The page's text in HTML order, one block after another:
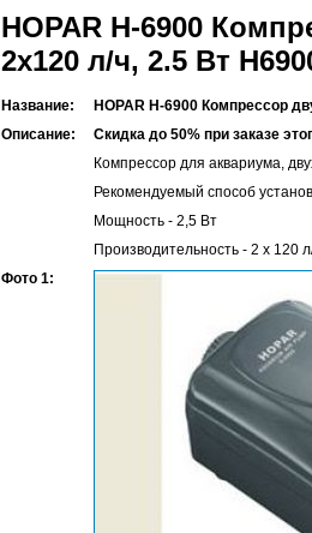
HOPAR H-6900
2x120 л/ч, 2.5 Вт
Название:
HOPAR H-6900 Компрессор
Описание:
Скидка до 50% при заказе
Компрессор для аквариума,
Рекомендуемый способ
Мощность - 2,5 Вт
Производительность - 2 x 120
Фото 1: